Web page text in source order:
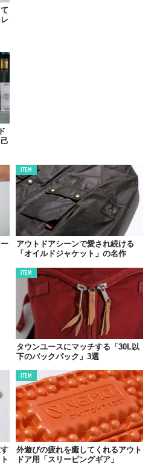
教徒がオデコに付ける赤いマー
ティラッカ）」。彼らはオデコ
ると信仰しているのです。
トドアファンの安全を祈願して
らっています。
ンナップを展開する「ティラッ
なのは「
©2019 TABI LABO
性が求められる場所、保温性をも
と、体の部分ごとに特性の異なる
い分けているのが特徴です。おか
たらしてくれます。
求し続ける
ールス・ロイス
ITEM
アウトドアシーンで愛され続ける
「オイルドジャケット」の名作
ITEM
タウンユースにマッチする「30L以
下のバックパック」3選
ITEM
外遊びの疲れを癒してくれるアウト
ドア用「スリーピングギア」